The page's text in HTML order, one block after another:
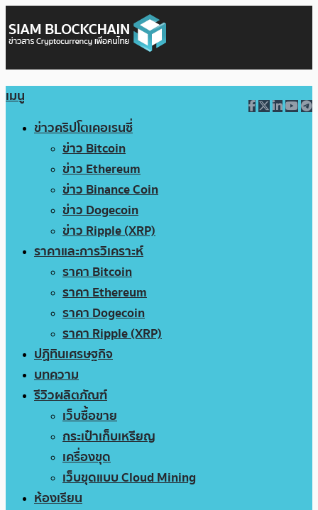
เมนู
ข่าวคริปโตเคอเรนซี่
ข่าว Bitcoin
ข่าว Ethereum
ข่าว Binance Coin
ข่าว Dogecoin
ข่าว Ripple (XRP)
ราคาและการวิเคราะห์
ราคา Bitcoin
ราคา Ethereum
ราคา Dogecoin
ราคา Ripple (XRP)
ปฏิทินเศรษฐกิจ
บทความ
รีวิวผลิตภัณฑ์
เว็บซื้อขาย
กระเป๋าเก็บเหรียญ
เครื่องขุด
เว็บขุดแบบ Cloud Mining
ห้องเรียน